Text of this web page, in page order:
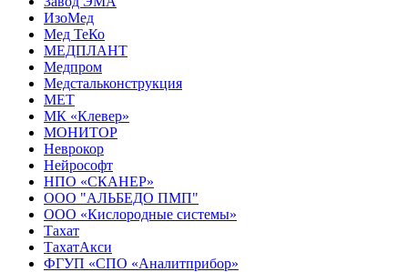
ИзоМед
Мед ТеКо
МЕДПЛАНТ
Медпром
Медстальконструкция
МЕТ
МК «Клевер»
МОНИТОР
Неврокор
Нейрософт
НПО «СКАНЕР»
ООО "АЛЬБЕДО ПМП"
ООО «Кислородные системы»
Тахат
ТахатАкси
ФГУП «СПО «Аналитприбор»